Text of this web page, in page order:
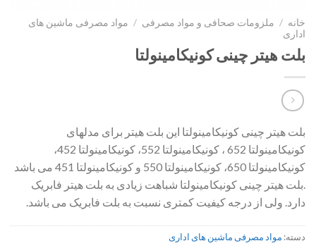
خانه / ملزومات صحافی و مواد مصرفی / مواد مصرفی ماشین های
اداری
بلت هیتر چینی کونیکامینولتا
بلت هیتر چینی کونیکامینولتا این بلت هیتر برای مدلهای
کونیکامینولتا 652 ، کونیکامینولتا 552، کونیکامینولتا 452،
کونیکامینولتا 650، کونیکامینولتا 550 و کونیکامینولتا 451 می باشد
.بلت هیتر چینی کونیکامینولتا شباهت زیادی به بلت هیتر فابریک
دارد. ولی از درجه کیفیت کمتری نسبت به بلت فابریک می باشد.
دسته: مواد مصرفی ماشین های اداری